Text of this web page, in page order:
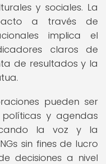
y sociales. La
a través de
implica el
claros de
de resultados y la
pueden ser
y agendas
la voz y la
sin fines de lucro
decisiones a nivel